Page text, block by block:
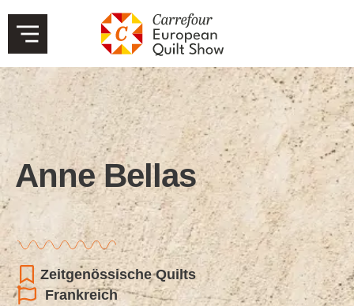
Anne Bellas
Zeitgenössische Quilts
Frankreich